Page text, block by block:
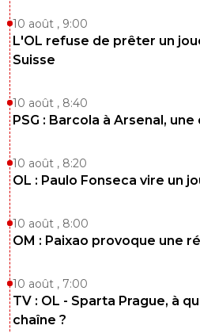
10 août , 9:00
L'OL refuse de prêter un
Suisse
10 août , 8:40
PSG : Barcola à Arsenal,
10 août , 8:20
OL : Paulo Fonseca vire un
10 août , 8:00
OM : Paixao provoque une
10 août , 7:00
TV : OL - Sparta Prague, à
chaîne ?